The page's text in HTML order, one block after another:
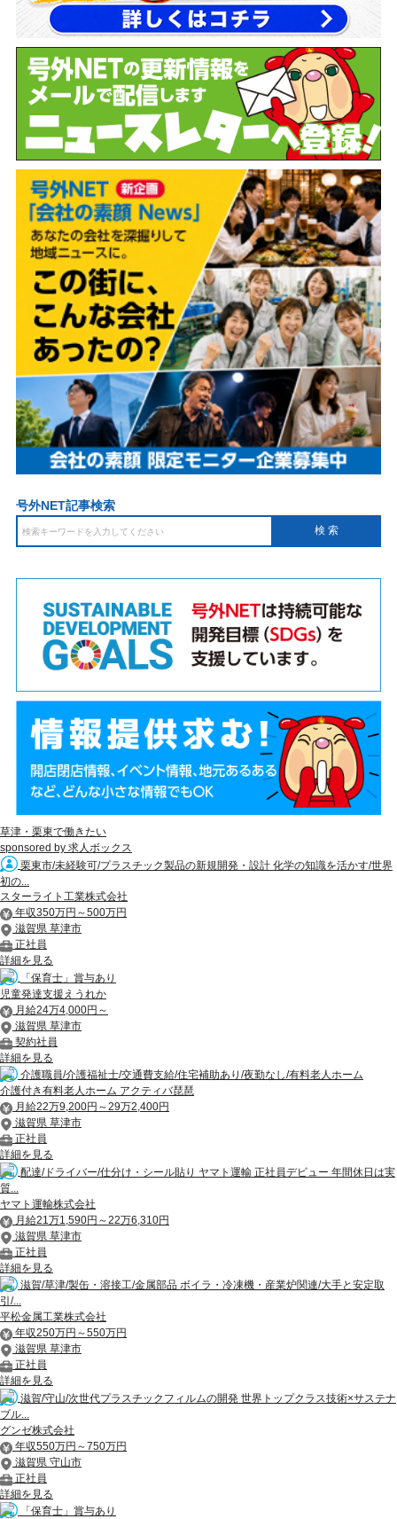
号外NET記事検索
草津・栗東で働きたい
sponsored by 求人ボックス
栗東市/未経験可/プラスチック製品の新規開発・設計 化学の知識を活かす/世界
初の...
スターライト工業株式会社
年収350万円～500万円
滋賀県 草津市
正社員
詳細を見る
「保育士」賞与あり
児童発達支援えうれか
月給24万4,000円～
滋賀県 草津市
契約社員
詳細を見る
介護職員/介護福祉士/交通費支給/住宅補助あり/夜勤なし/有料老人ホーム
介護付き有料老人ホーム アクティバ琵琶
月給22万9,200円～29万2,400円
滋賀県 草津市
正社員
詳細を見る
配達/ドライバー/仕分け・シール貼り ヤマト運輸 正社員デビュー 年間休日は実
質...
ヤマト運輸株式会社
月給21万1,590円～22万6,310円
滋賀県 草津市
正社員
詳細を見る
滋賀/草津/製缶・溶接工/金属部品 ボイラ・冷凍機・産業炉関連/大手と安定取
引/...
平松金属工業株式会社
年収250万円～550万円
滋賀県 草津市
正社員
詳細を見る
滋賀/守山/次世代プラスチックフィルムの開発 世界トップクラス技術×サステナ
ブル...
グンゼ株式会社
年収550万円～750万円
滋賀県 守山市
正社員
詳細を見る
「保育士」賞与あり